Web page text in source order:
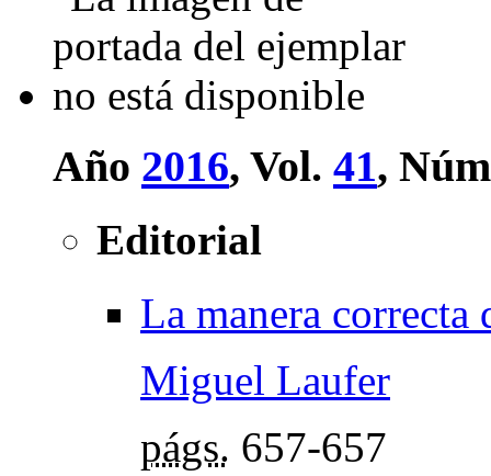
Año 2016, Vol. 41,
Editorial
La manera correcta
Miguel Laufer
págs. 657-657